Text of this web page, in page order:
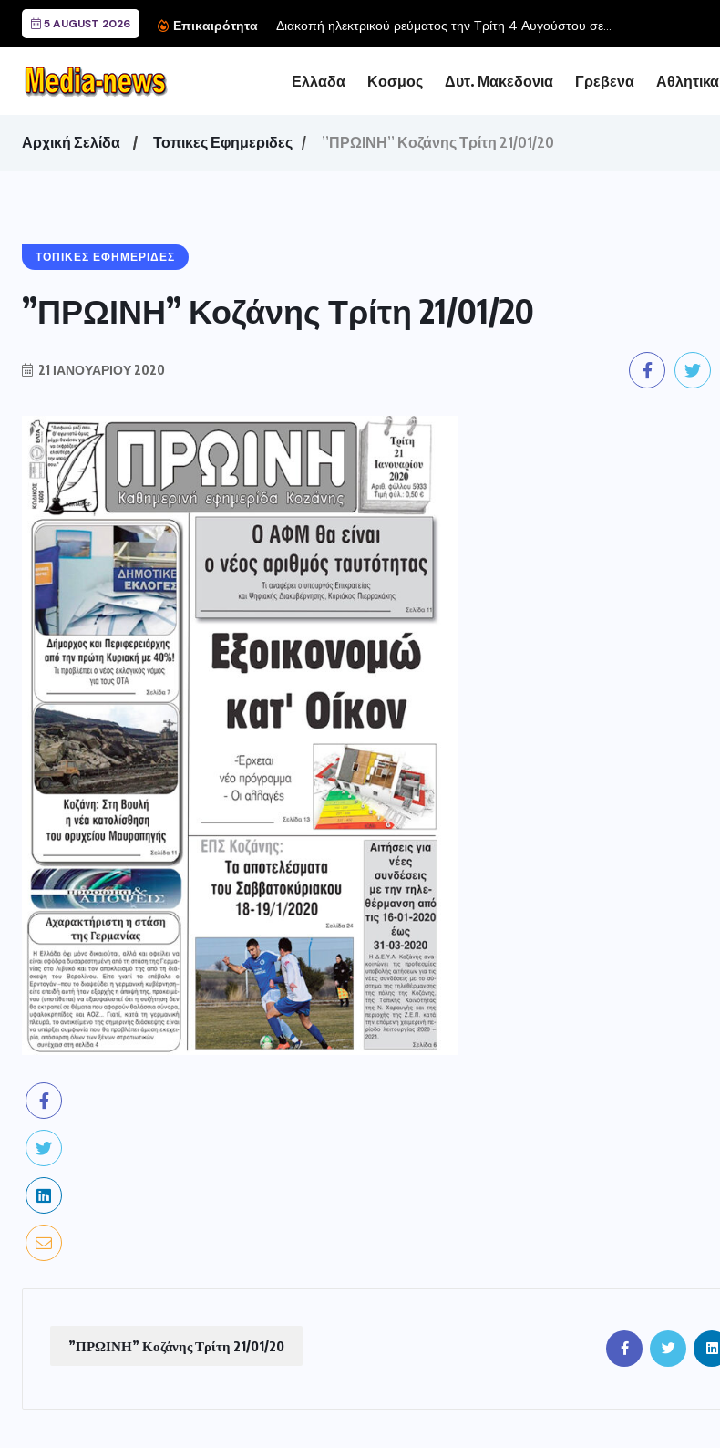
5 AUGUST 2026 Επικαιρότητα Διακοπή ηλεκτρικού ρεύματος την Τρίτη 4 Αυγούστου σε...
Ελλαδα Κοσμος Δυτ. Μακεδονια Γρεβενα Αθλητικα
Αρχική Σελίδα Τοπικες Εφημεριδες ”ΠΡΩΙΝΗ” Κοζάνης Τρίτη 21/01/20
ΤΟΠΙΚΕΣ ΕΦΗΜΕΡΙΔΕΣ
”ΠΡΩΙΝΗ” Κοζάνης Τρίτη 21/01/20
21 ΙΑΝΟΥΑΡΊΟΥ 2020
”ΠΡΩΙΝΗ” Κοζάνης Τρίτη 21/01/20